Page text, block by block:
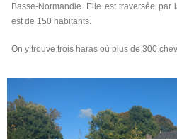
Basse-Normandie. Elle est traversée par
est de 150 habitants.
On y trouve trois haras où plus de 300